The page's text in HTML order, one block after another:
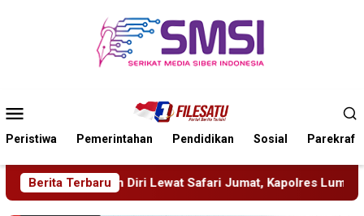
Mobile
Peristiwa Pemerintahan Pendidikan Sosial Parekraf
Berita Terbaru
Safari Jumat, Kapolres Lumajang Ajak Warga Jaga